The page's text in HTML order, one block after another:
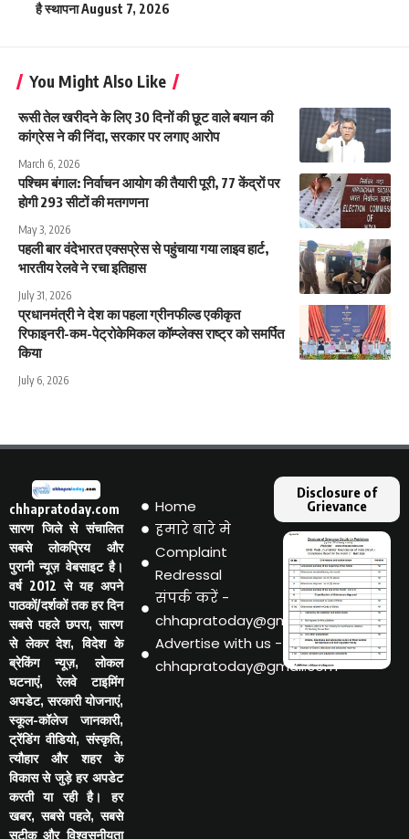
है स्थापनाAugust 7, 2026
You Might Also Like
रूसी तेल खरीदने के लिए 30 दिनों की छूट वाले बयान की
कांग्रेस ने की निंदा, सरकार पर लगाए आरोप
March 6, 2026
पश्चिम बंगाल: निर्वाचन आयोग की तैयारी पूरी, 77 केंद्राें पर
हाेगी 293 सीटों की मतगणना
May 3, 2026
पहली बार वंदेभारत एक्सप्रेस से पहुंचाया गया लाइव हार्ट,
भारतीय रेलवे ने रचा इतिहास
July 31, 2026
प्रधानमंत्री ने देश का पहला ग्रीनफील्ड एकीकृत
रिफाइनरी-कम-पेट्रोकेमिकल कॉम्प्लेक्स राष्ट्र को समर्पित
किया
July 6, 2026
chhapratoday.com
सारण जिले से संचालित
सबसे लोकप्रिय और
पुरानी न्यूज़ वेबसाइट है।
वर्ष 2012 से यह अपने
पाठकों/दर्शकों तक हर दिन
सबसे पहले छपरा, सारण
से लेकर देश, विदेश के
ब्रेकिंग न्यूज़, लोकल
घटनाएं, रेलवे टाइमिंग
अपडेट, सरकारी योजनाएं,
स्कूल-कॉलेज जानकारी,
ट्रेंडिंग वीडियो, संस्कृति,
त्यौहार और शहर के
विकास से जुड़े हर अपडेट
करती या रही है। हर
खबर, सबसे पहले, सबसे
सटीक और विश्वसनीयता
Home
हमारे बारे मे
Complaint
Redressal
संपर्क करें -
chhapratoday@gmail.com
Advertise with us -
chhapratoday@gmail.com
Disclosure of
Grievance